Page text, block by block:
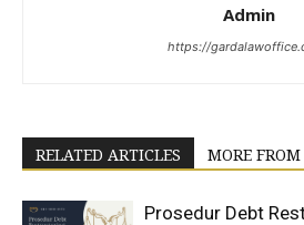
Admin
https://
RELATED ARTICLES MORE
Prosedur Debt